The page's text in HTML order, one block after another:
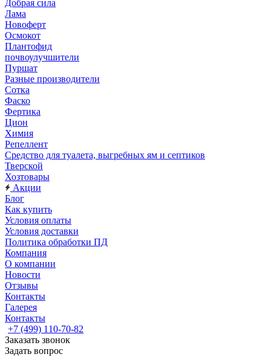
Добрая сила
Лама
Новоферт
Осмокот
Плантофид
почвоулучшители
Пуршат
Разные производители
Сотка
Фаско
Фертика
Цион
Химия
Репеллент
Средство для туалета, выгребных ям и септиков
Тверской
Хозтовары
Акции
Блог
Как купить
Условия оплаты
Условия доставки
Политика обработки ПД
Компания
О компании
Новости
Отзывы
Контакты
Галерея
Контакты
+7 (499) 110-70-82
Заказать звонок
Задать вопрос